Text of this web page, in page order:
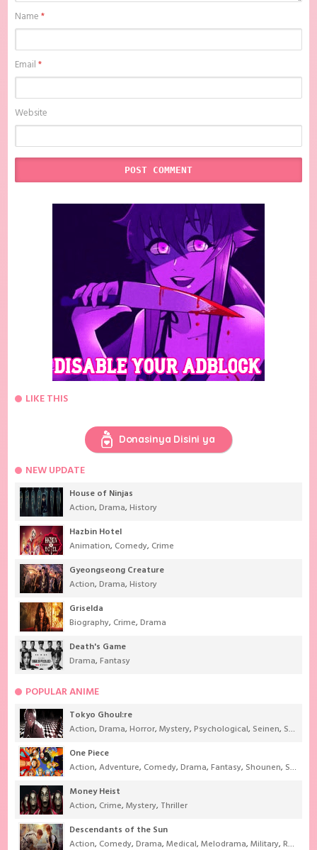
Name*
Email*
Website
LIKE THIS
Donasinya Disini ya
NEW UPDATE
House of Ninjas
Action,Drama,History
Hazbin Hotel
Animation, Comedy, Crime
Gyeongseong Creature
Action,Drama,History
Griselda
Biography, Crime,Drama
Death's Game
Drama,Fantasy
POPULAR ANIME
Tokyo Ghoul:re
Action,Drama,Horror,Mystery,Psychological, Seinen, Supernatural
One Piece
Action,Adventure, Comedy,Drama,Fantasy, Shounen, Super Power
Money Heist
Action, Crime,Mystery, Thriller
Descendants of the Sun
Action, Comedy,Drama,Medical,Melodrama,Military,Romance